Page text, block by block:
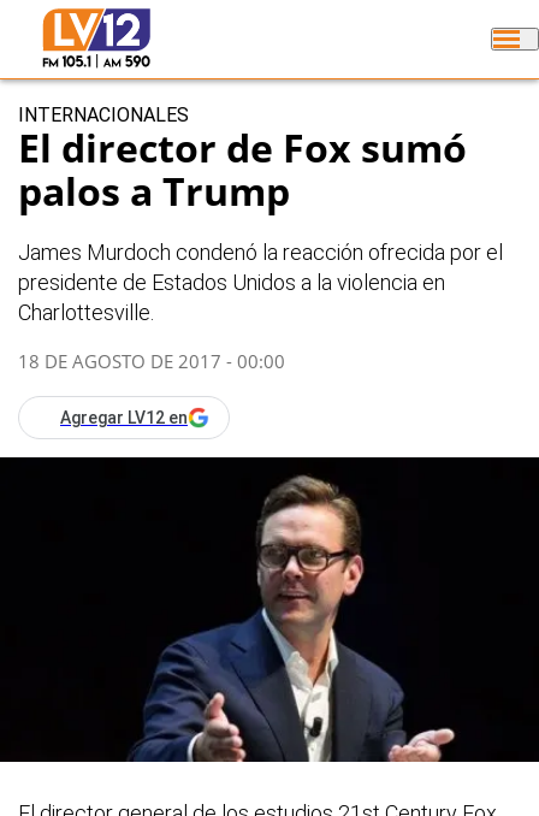
INTERNACIONALES
El director de Fox sumó
palos a Trump
James Murdoch condenó la reacción ofrecida por el
presidente de Estados Unidos a la violencia en
Charlottesville.
18 DE AGOSTO DE 2017 - 00:00
Agregar LV12 en